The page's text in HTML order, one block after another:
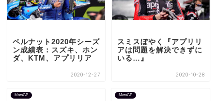
ペルナット2020年シーズ
ン成績表：スズキ、ホン
ダ、KTM、アプリリア
2020-12-27
スミスぼやく『アプリリ
アは問題を解決できずに
いる…』
2020-10-28
MotoGP MotoGP